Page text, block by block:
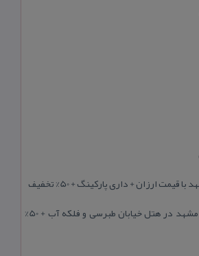
ارزان + داری پارکینگ + 50% تخفیف
لیست هتل آپارتمان های مشهد در هتل خیابان طبرسی و فلکه آب + 50%